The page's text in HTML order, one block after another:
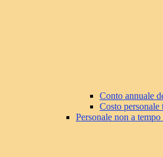
Conto annuale
Costo
Personale non a